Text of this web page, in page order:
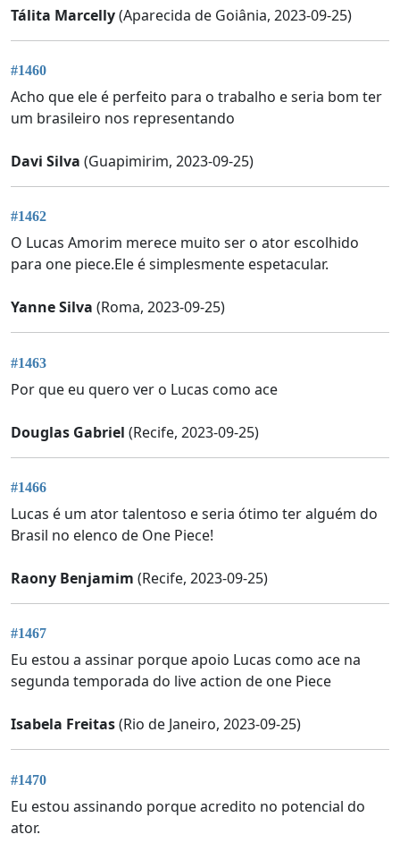
Tálita Marcelly(Aparecida de Goiânia, 2023-09-25)
#1460
Acho que ele é perfeito para o trabalho e seria bom ter
um brasileiro nos representando
Davi Silva (Guapimirim, 2023-09-25)
#1462
O Lucas Amorim merece muito ser o ator escolhido
para one piece.Ele é simplesmente espetacular.
Yanne Silva (Roma, 2023-09-25)
#1463
Por que eu quero ver o Lucas como ace
Douglas Gabriel (Recife, 2023-09-25)
#1466
Lucas é um ator talentoso e seria ótimo ter alguém do
Brasil no elenco de One Piece!
Raony Benjamim (Recife, 2023-09-25)
#1467
Eu estou a assinar porque apoio Lucas como ace na
segunda temporada do live action de one Piece
Isabela Freitas(Rio de Janeiro, 2023-09-25)
#1470
Eu estou assinando porque acredito no potencial do
ator.